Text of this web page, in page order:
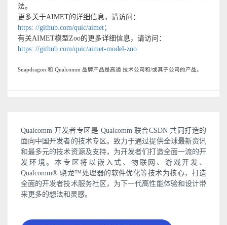
法。
更多关于AIMET的详细信息，请访问：
https: //github.com/quic/aimet；
有关AIMET模型Zoo的更多详细信息，请访问：
https: //github.com/quic/aimet-model-zoo
Snapdragon 和 Qualcomm 品牌产品是高通 技术公司和/或其子公司的产品。
Qualcomm 开发者专区是 Qualcomm 联合CSDN 共同打造的
面向中国开发者的技术专区。致力于通过提供全球最新资讯
和最多元的技术资源及支持，为开发者们打造全面一流的开
发环境。本专区将以嵌入式、物联网、游戏开发、
Qualcomm® 骁龙™处理器的软件优化等技术为核心，打造
全面的开发者技术服务社区，为下一代高性能体验和设计带
来更多的想法和灵感。